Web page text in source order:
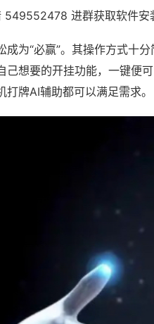
549552478 进群获取软件安
成为“必赢”。其操作方式十
己想要的开挂功能，一键便
牌AI辅助都可以满足需求。